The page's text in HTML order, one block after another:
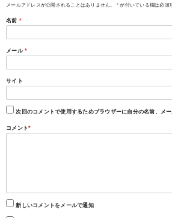
メールアドレスが公開されることはありません。 * が付いている欄は必須
名前 *
メール *
サイト
次回のコメントで使用するためブラウザーに自分の名前、メ
コメント*
新しいコメントをメールで通知